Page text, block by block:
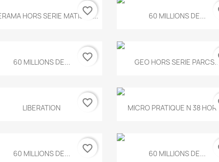
Aperçu rapide
HORS SERIE MATISSE...
favorite_border Aperçu rapide
60 MILLIONS DE...
Aperçu rapide
60 MILLIONS DE... favorite_border Aperçu rapide
GEO HORS SERIE
Aperçu rapide
LIBERATION favorite_border Aperçu rapide
MICRO PRATIQUE N 38
Aperçu rapide
60 MILLIONS DE... favorite_border Aperçu rapide
60 MILLIONS DE...